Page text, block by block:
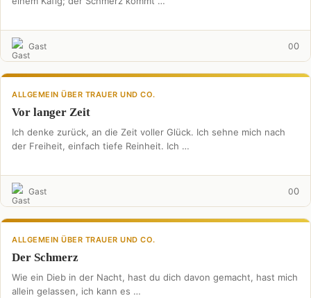
Gast 00
ALLGEMEIN ÜBER TRAUER UND CO.
Vor langer Zeit
Ich denke zurück, an die Zeit voller Glück. Ich sehne mich nach
der Freiheit, einfach tiefe Reinheit. Ich …
Gast 00
ALLGEMEIN ÜBER TRAUER UND CO.
Der Schmerz
Wie ein Dieb in der Nacht, hast du dich davon gemacht, hast mich
allein gelassen, ich kann es …